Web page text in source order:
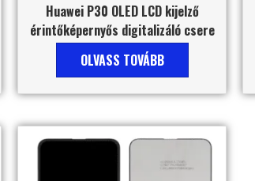
Huawei P30 OLED LCD kijelző
érintőképernyős digitalizáló csere
OLVASS TOVÁBB